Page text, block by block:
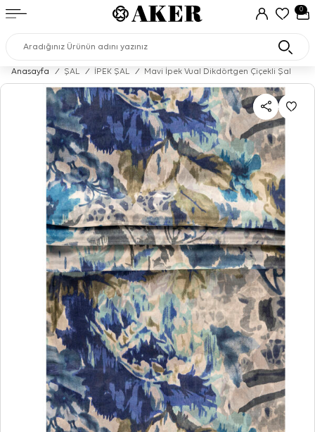
0
Anasayfa / ŞAL / İPEK ŞAL / Mavi İpek Vual Dikdörtgen Çiçekli Şal